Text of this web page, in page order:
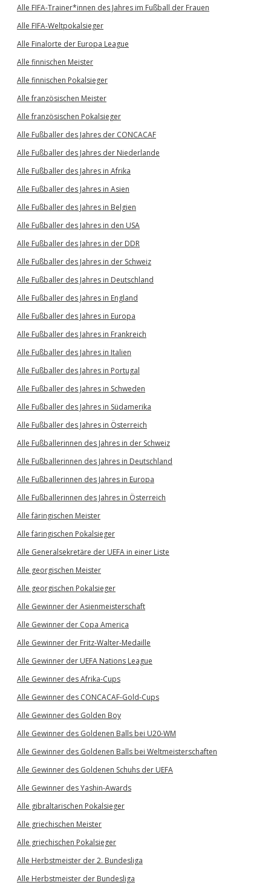
Alle FIFA-Trainer*innen des Jahres im Fußball der Frauen
Alle FIFA-Weltpokalsieger
Alle Finalorte der Europa League
Alle finnischen Meister
Alle finnischen Pokalsieger
Alle französischen Meister
Alle französischen Pokalsieger
Alle Fußballer des Jahres der CONCACAF
Alle Fußballer des Jahres der Niederlande
Alle Fußballer des Jahres in Afrika
Alle Fußballer des Jahres in Asien
Alle Fußballer des Jahres in Belgien
Alle Fußballer des Jahres in den USA
Alle Fußballer des Jahres in der DDR
Alle Fußballer des Jahres in der Schweiz
Alle Fußballer des Jahres in Deutschland
Alle Fußballer des Jahres in England
Alle Fußballer des Jahres in Europa
Alle Fußballer des Jahres in Frankreich
Alle Fußballer des Jahres in Italien
Alle Fußballer des Jahres in Portugal
Alle Fußballer des Jahres in Schweden
Alle Fußballer des Jahres in Südamerika
Alle Fußballer des Jahres in Österreich
Alle Fußballerinnen des Jahres in der Schweiz
Alle Fußballerinnen des Jahres in Deutschland
Alle Fußballerinnen des Jahres in Europa
Alle Fußballerinnen des Jahres in Österreich
Alle färingischen Meister
Alle färingischen Pokalsieger
Alle Generalsekretäre der UEFA in einer Liste
Alle georgischen Meister
Alle georgischen Pokalsieger
Alle Gewinner der Asienmeisterschaft
Alle Gewinner der Copa America
Alle Gewinner der Fritz-Walter-Medaille
Alle Gewinner der UEFA Nations League
Alle Gewinner des Afrika-Cups
Alle Gewinner des CONCACAF-Gold-Cups
Alle Gewinner des Golden Boy
Alle Gewinner des Goldenen Balls bei U20-WM
Alle Gewinner des Goldenen Balls bei Weltmeisterschaften
Alle Gewinner des Goldenen Schuhs der UEFA
Alle Gewinner des Yashin-Awards
Alle gibraltarischen Pokalsieger
Alle griechischen Meister
Alle griechischen Pokalsieger
Alle Herbstmeister der 2. Bundesliga
Alle Herbstmeister der Bundesliga